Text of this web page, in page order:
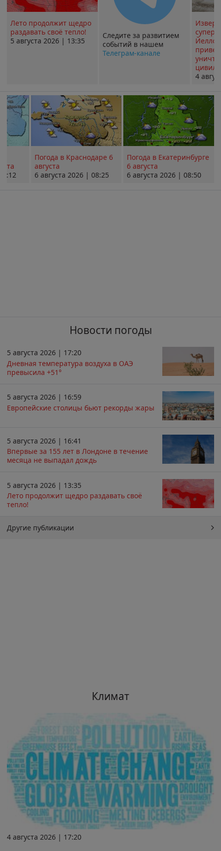
Лето продолжит щедро
раздавать своё тепло!
5 августа 2026 | 13:35
Следите за развитием
событий в нашем
Телеграм-канале
4
Погода в Краснодаре 6
августа
6 августа 2026 | 08:25
Погода в Екатеринбурге
6 августа
6 августа 2026 | 08:50
Новости погоды
5 августа 2026 | 17:20
Дневная температура воздуха в ОАЭ
превысила +51°
5 августа 2026 | 16:59
Европейские столицы бьют рекорды жары
5 августа 2026 | 16:41
Впервые за 155 лет в Лондоне в течение
месяца не выпадал дождь
5 августа 2026 | 13:35
Лето продолжит щедро раздавать своё
тепло!
Другие публикации
Климат
4 августа 2026 | 17:20